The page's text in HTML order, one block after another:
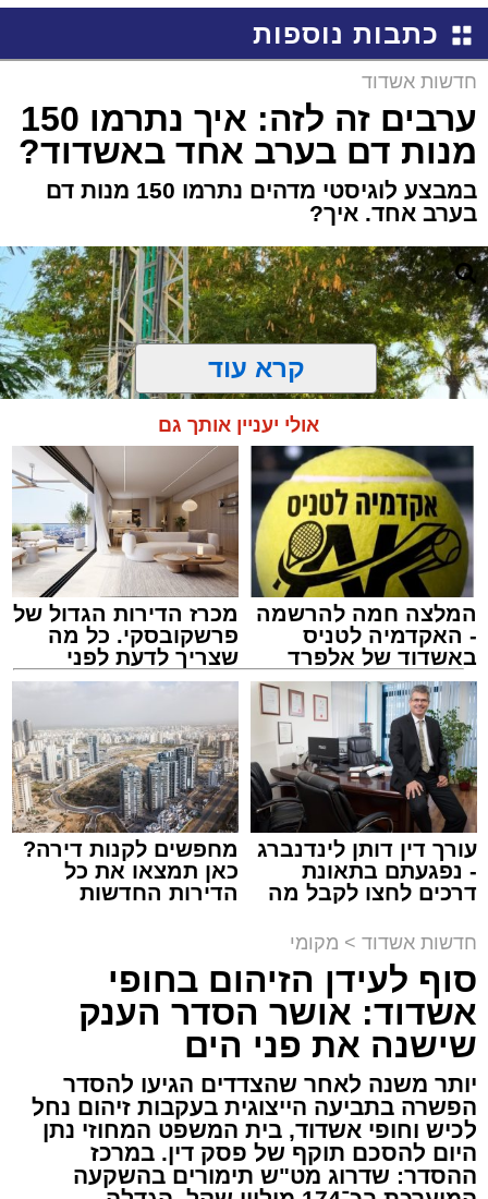
כתבות נוספות
חדשות אשדוד
ערבים זה לזה: איך נתרמו 150
מנות דם בערב אחד באשדוד?
במבצע לוגיסטי מדהים נתרמו 150 מנות דם
בערב אחד. איך?
התרמת דם. מדא
מנהל האתר / 21:31 09.08.26
תגים:מד"א, התרמת דם
150 את חניות הרכבים ליד ה'שטיבלעך' קהל
האחרון שורה של ניידות התרמת דם של בנק הדם
במגן דוד אדום שהגיעו לערב התרמה מיוחד
שנערך על ידי סניף אשדוד - גן יבנה בהצלה דרום.
בעמדות ההתרמה שנפתחו על המדרכה קיבלו את
פני התורמים והתורמות מתנדבי הצלה דרום
מסניף אשדוד - גן יבנה אשר סייעו להם במילוי
הטפסים והכווינו אותם אל ניידות ההתרמה שחנו
לאורך הכביש.
קרא עוד
אולי יעניין אותך גם
המלצה חמה להרשמה
- האקדמיה לטניס
באשדוד של אלפרד
קריאולנסקי - לילדים
מכרז הדירות הגדול של
פרשקובסקי. כל מה
שצריך לדעת לפני
שמגישים הצעה לדירה
עורך דין דותן לינדנברג
- נפגעתם בתאונת
דרכים לחצו לקבל מה
מחפשים לקנות דירה?
כאן תמצאו את כל
הדירות החדשות
חדשות אשדוד > מקומי
סוף לעידן הזיהום בחופי
אשדוד: אושר הסדר הענק
שישנה את פני הים
יותר משנה לאחר שהצדדים הגיעו להסדר
הפשרה בתביעה הייצוגית בעקבות זיהום נחל
לכיש וחופי אשדוד, בית המשפט המחוזי נתן
היום להסכם תוקף של פסק דין. במרכז
ההסדר: שדרוג מט"ש תימורים בהשקעה